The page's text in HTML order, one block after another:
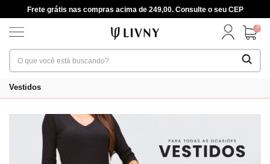
Frete grátis nas compras acima de 249,00. Consulte o seu CEP
0
Vestidos